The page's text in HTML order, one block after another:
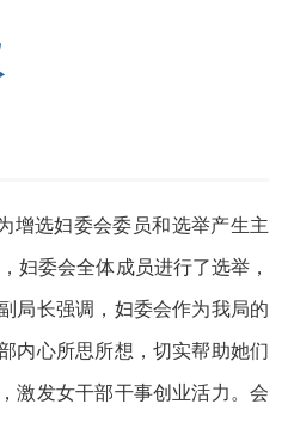
增选妇委会委员和选举产生主
妇委会全体成员进行了选举，
局长强调，妇委会作为我局的
内心所思所想，切实帮助她们
激发女干部干事创业活力。会